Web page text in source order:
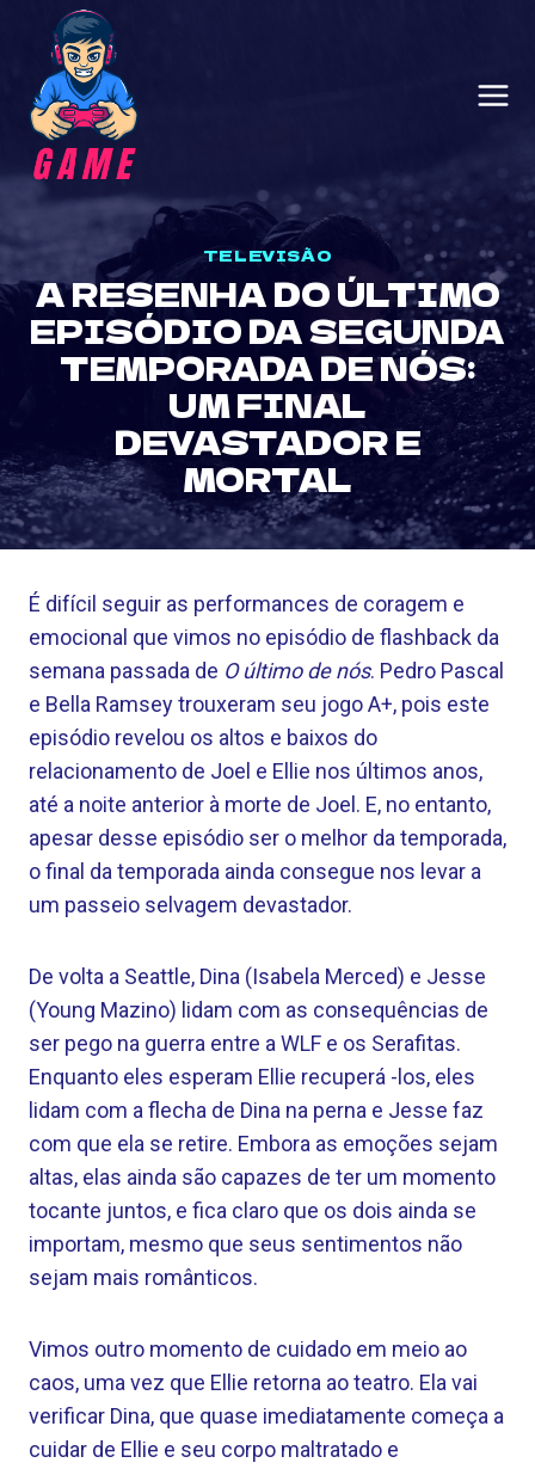
content
TELEVISÃO
A RESENHA DO ÚLTIMO
EPISÓDIO DA SEGUNDA
TEMPORADA DE NÓS:
UM FINAL
DEVASTADOR E
MORTAL
É difícil seguir as performances de coragem e
emocional que vimos no episódio de flashback da
semana passada de O último de nós. Pedro Pascal
e Bella Ramsey trouxeram seu jogo A+, pois este
episódio revelou os altos e baixos do
relacionamento de Joel e Ellie nos últimos anos,
até a noite anterior à morte de Joel. E, no entanto,
apesar desse episódio ser o melhor da temporada,
o final da temporada ainda consegue nos levar a
um passeio selvagem devastador.
De volta a Seattle, Dina (Isabela Merced) e Jesse
(Young Mazino) lidam com as consequências de
ser pego na guerra entre a WLF e os Serafitas.
Enquanto eles esperam Ellie recuperá -los, eles
lidam com a flecha de Dina na perna e Jesse faz
com que ela se retire. Embora as emoções sejam
altas, elas ainda são capazes de ter um momento
tocante juntos, e fica claro que os dois ainda se
importam, mesmo que seus sentimentos não
sejam mais românticos.
Vimos outro momento de cuidado em meio ao
caos, uma vez que Ellie retorna ao teatro. Ela vai
verificar Dina, que quase imediatamente começa a
cuidar de Ellie e seu corpo maltratado e